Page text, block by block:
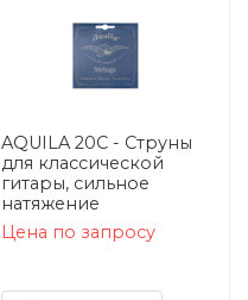
AQUILA 20C - Струны
для классической
гитары, сильное
натяжение
Цена по запросу